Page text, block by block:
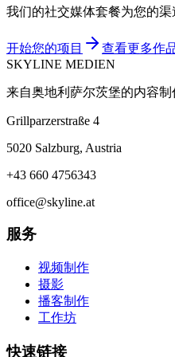
我们的社交媒体套餐为您的渠
开始您的项目
查看更多作
SKYLINE MEDIEN
来自奥地利萨尔茨堡的内容
Grillparzerstraße 4
5020 Salzburg, Austria
+43 660 4756343
office@skyline.at
服务
视频制作
摄影
播客制作
工作坊
快速链接